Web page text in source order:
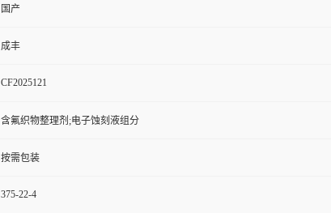
国产
成丰
CF2025121
含氟织物整理剂;电子蚀刻液组分
按需包装
375-22-4